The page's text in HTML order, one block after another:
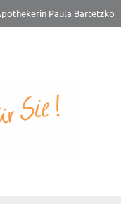
Paula Bartetzko